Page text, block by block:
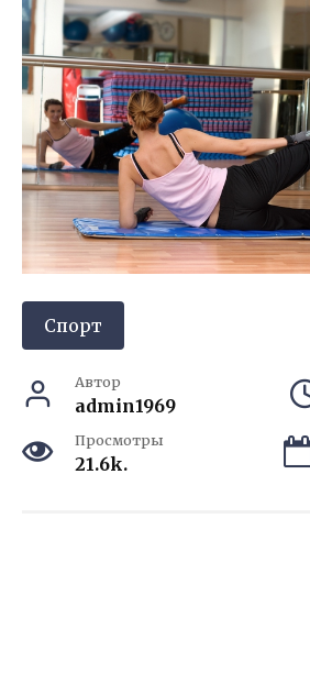
Спорт
Автор
admin1969
Просмотры
21.6k.